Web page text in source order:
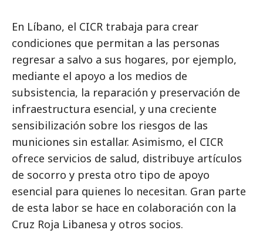
En Líbano, el CICR trabaja para crear
condiciones que permitan a las personas
regresar a salvo a sus hogares, por ejemplo,
mediante el apoyo a los medios de
subsistencia, la reparación y preservación de
infraestructura esencial, y una creciente
sensibilización sobre los riesgos de las
municiones sin estallar. Asimismo, el CICR
ofrece servicios de salud, distribuye artículos
de socorro y presta otro tipo de apoyo
esencial para quienes lo necesitan. Gran parte
de esta labor se hace en colaboración con la
Cruz Roja Libanesa y otros socios.